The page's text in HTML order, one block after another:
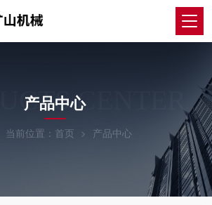
CENTER
产品中心
当前位置： 首页 产品中心